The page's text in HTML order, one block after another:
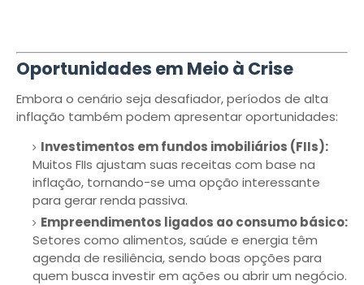
Oportunidades em Meio à Crise
Embora o cenário seja desafiador, períodos de alta
inflação também podem apresentar oportunidades:
Investimentos em fundos imobiliários (FIIs):
Muitos FIIs ajustam suas receitas com base na
inflação, tornando-se uma opção interessante
para gerar renda passiva.
Empreendimentos ligados ao consumo básico:
Setores como alimentos, saúde e energia têm
agenda de resiliência, sendo boas opções para
quem busca investir em ações ou abrir um negócio.